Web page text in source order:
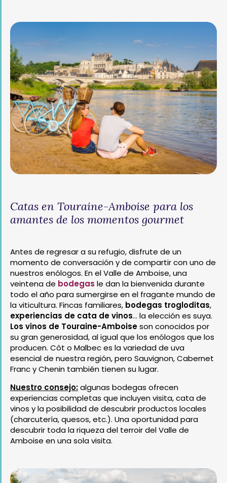
Catas en Touraine-Amboise para los
amantes de los momentos gourmet
Antes de regresar a su refugio, disfrute de un
momento de conversación y de compartir con uno de
nuestros enólogos. En el Valle de Amboise, una
veintena de bodegas le dan la bienvenida durante
todo el año para sumergirse en el fragante mundo de
la viticultura. Fincas familiares, bodegas trogloditas,
experiencias de cata de vinos… la elección es suya.
Los vinos de Touraine-Amboiseson conocidos por
su gran generosidad, al igual que los enólogos que los
producen. Côt o Malbec es la variedad de uva
esencial de nuestra región, pero Sauvignon, Cabernet
Franc y Chenin también tienen su lugar.
Nuestro consejo:algunas bodegas ofrecen
experiencias completas que incluyen visita, cata de
vinos y la posibilidad de descubrir productos locales
(charcutería, quesos, etc.). Una oportunidad para
descubrir toda la riqueza del terroir del Valle de
Amboise en una sola visita.